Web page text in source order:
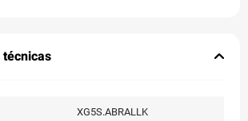
XG5S.ABRALLK